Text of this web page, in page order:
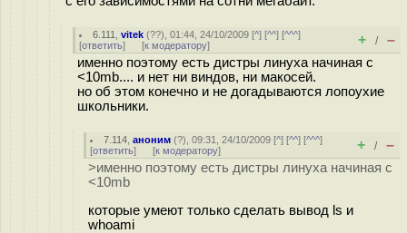
6.111 ,vitek (??), 01:44, 24/10/2009 [^] [^^] [^^^]
[ответить] [к модератору] + / –
именно поэтому есть дистры линуха начиная с
<10mb.... и нет ни виндов, ни макосей.
но об этом конечно и не догадываются лопоухие
школьники.
7.114 ,аноним (?), 09:31, 24/10/2009 [^] [^^] [^^^]
[ответить] [к модератору] + / –
>именно поэтому есть дистры линуха начиная с
<10mb
которые умеют только сделать вывод ls и
whoami